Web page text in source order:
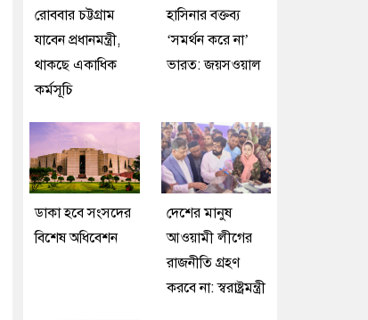
রোববার চট্টগ্রাম
যাবেন প্রধানমন্ত্রী,
থাকছে একাধিক
কর্মসূচি
হাসিনার বক্তব্য
‘সমর্থন করে না’
ভারত: জয়সওয়াল
ডাকা হবে সংসদের
বিশেষ অধিবেশন
দেশের মানুষ
আওয়ামী লীগের
রাজনীতি গ্রহণ
করবে না: স্বরাষ্ট্রমন্ত্রী